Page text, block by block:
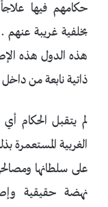
حكامهم فيها
بخلفية غريبة
هذه الدول هذه
ذاتية نابعة من
لم يتقبل الحكام
الغربية المستعمرة
على سلطانها
نهضة حقيقية